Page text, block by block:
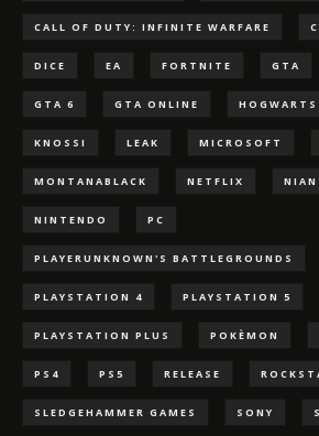
CALL OF DUTY: INFINITE WARFARE
DICE EA FORTNITE GTA
GTA 6 GTA ONLINE HOGWARTS
KNOSSI LEAK MICROSOFT
MONTANABLACK NETFLIX
NINTENDO PC
PLAYERUNKNOWN'S BATTLEGROUNDS
PLAYSTATION 4 PLAYSTATION 5
PLAYSTATION PLUS POKÈMON
PS4 PS5 RELEASE
SLEDGEHAMMER GAMES SONY